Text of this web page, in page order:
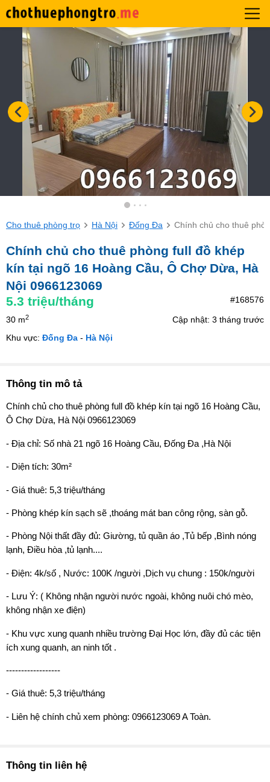
Cho thuê phòng trọ Hà Nội Đống Đa Chính chủ cho thuê
Chính chủ cho thuê phòng full đồ khép
kín tại ngõ 16 Hoàng Cầu, Ô Chợ Dừa, Hà
Nội 0966123069
5.3 triệu/tháng #168576
30 m2
Cập nhật: 3 tháng trước
Khu vực: Đống Đa - Hà Nội
Thông tin mô tả
Chính chủ cho thuê phòng full đồ khép kín tại ngõ 16 Hoàng Cầu,
Ô Chợ Dừa, Hà Nội 0966123069
- Địa chỉ: Số nhà 21 ngõ 16 Hoàng Cầu, Đống Đa ,Hà Nội
- Diện tích: 30m²
- Giá thuê: 5,3 triệu/tháng
- Phòng khép kín sạch sẽ ,thoáng mát ban công rộng, sàn gỗ.
- Phòng Nội thất đầy đủ: Giường, tủ quần áo ,Tủ bếp ,Bình nóng
lạnh, Điều hòa ,tủ lạnh....
- Điện: 4k/số , Nước: 100K /người ,Dịch vụ chung : 150k/người
- Lưu Ý: ( Không nhận người nước ngoài, không nuôi chó mèo,
không nhận xe điện)
- Khu vực xung quanh nhiều trường Đại Học lớn, đầy đủ các tiện
ích xung quanh, an ninh tốt .
------------------
- Giá thuê: 5,3 triệu/tháng
- Liên hệ chính chủ xem phòng: 0966123069 A Toàn.
Thông tin liên hệ